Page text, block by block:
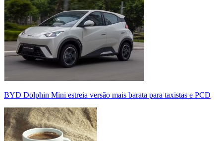
BYD Dolphin Mini estreia versão mais barata para taxistas e PCD